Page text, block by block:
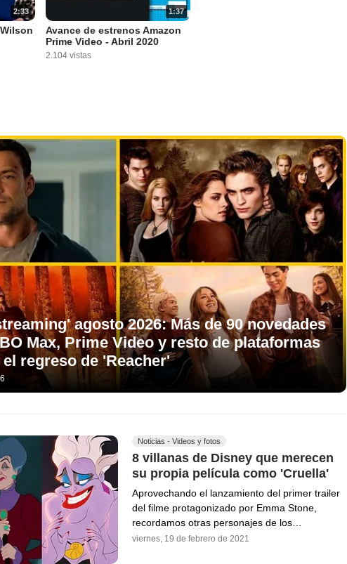
2:33 1:37
Avance de estrenos Amazon
Prime Video - Abril 2020
2.104 vistas
agosto 2026: Más de 90 novedades
Max, Prime Video y resto de plataformas
regreso de 'Reacher'
Noticias - Videos y fotos
8 villanas de Disney que merecen
su propia película como 'Cruella'
Aprovechando el lanzamiento del primer trailer
del filme protagonizado por Emma Stone,
recordamos otras personajes de los…
viernes, 19 de febrero de 2021